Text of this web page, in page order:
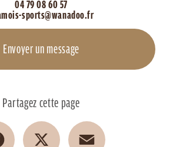
04 79 08 60 57
sports@wanadoo.fr
Envoyer un message
Partagez cette page
Facebook